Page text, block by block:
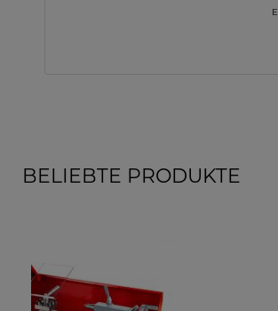
BELIEBTE PRODUKTE